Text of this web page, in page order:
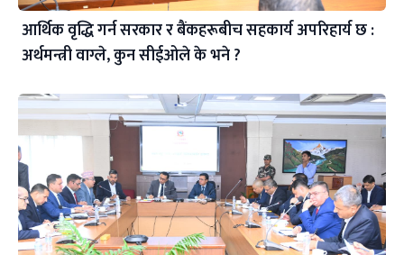
आर्थिक वृद्धि गर्न सरकार र बैंकहरूबीच सहकार्य अपरिहार्य छ :
अर्थमन्त्री वाग्ले, कुन सीईओले के भने ?